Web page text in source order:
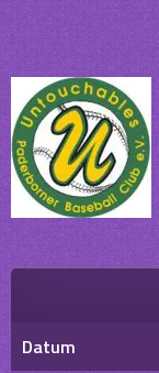
Datum